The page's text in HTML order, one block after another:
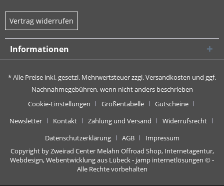
Vertrag widerrufen
Informationen
* Alle Preise inkl. gesetzl. Mehrwertsteuer zzgl.Versandkosten und ggf.
Nachnahmegebühren, wenn nicht anders beschrieben
Cookie-Einstellungen
Größentabelle
Gutscheine
Newsletter
Kontakt Zahlung und Versand
Widerrufsrecht
Datenschutzerklärung
AGB
Impressum
Copyright by Zweirad Center Melahn Offroad Shop, Internetagentur,
Webdesign, Webentwicklung aus Lübeck - jamp internetlösungen © -
Alle Rechte vorbehalten